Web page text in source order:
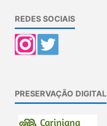
REDES SOCIAIS
PRESERVAÇÃO DIGITAL